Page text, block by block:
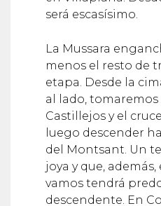
será escasísimo.
La Mussara
menos el resto de
etapa. Desde la
al lado,
Castillejos y el
luego descender
del Montsant. Un
joya y que,
vamos tendrá
descendente. En